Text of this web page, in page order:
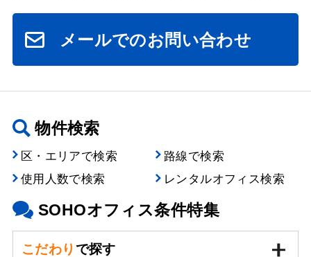
メールでのお問い合わせ
物件検索
区・エリアで検索
路線で検索
使用人数で検索
レンタルオフィス検索
SOHOオフィス条件特集
こだわり で探す